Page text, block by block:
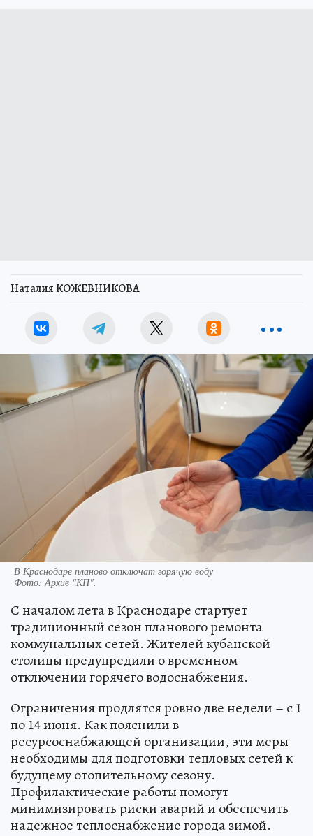
Наталия КОЖЕВНИКОВА
В Краснодаре планово отключат горячую воду
Фото:Архив "КП".
С началом лета в Краснодаре стартует
традиционный сезон планового ремонта
коммунальных сетей. Жителей кубанской
столицы предупредили о временном
отключении горячего водоснабжения.
Ограничения продлятся ровно две недели – с 1
по 14 июня. Как пояснили в
ресурсоснабжающей организации, эти меры
необходимы для подготовки тепловых сетей к
будущему отопительному сезону.
Профилактические работы помогут
минимизировать риски аварий и обеспечить
надежное теплоснабжение города зимой.